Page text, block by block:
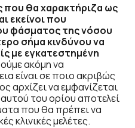
που θα χαρακτήριζα ως
εκείνοι που
φάσματος της νόσου
σήμα κινδύνου να
με εγκατεστημένη
ακόμη να
είναι σε ποιο ακριβώς
αρχίζει να εμφανίζεται
του ορίου αποτελεί
που θα πρέπει να
κλινικές μελέτες.